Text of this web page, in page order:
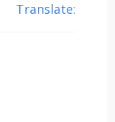
Translate: